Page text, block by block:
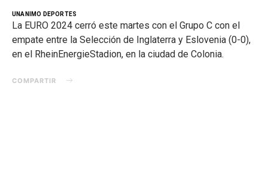
UNANIMO DEPORTES
La EURO 2024 cerró este martes con el Grupo C con el
empate entre la Selección de Inglaterra y Eslovenia (0-0),
en el RheinEnergieStadion, en la ciudad de Colonia.
COMPARTIR